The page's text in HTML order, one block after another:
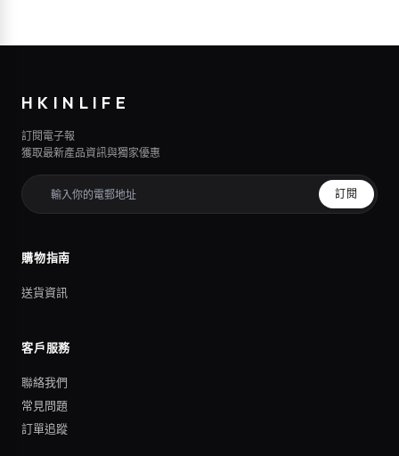
HKINLIFE
訂閱電子報
獲取最新產品資訊與獨家優惠
訂閱
購物指南
送貨資訊
客戶服務
聯絡我們
常見問題
訂單追蹤